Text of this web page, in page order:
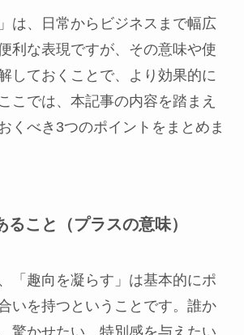
は、日常からビジネスまで幅広
利な表現ですが、その意味や使
しておくことで、より効果的に
こでは、本記事の内容を踏まえ
くべき3つのポイントをまとめま
こと（プラスの意味）
「趣向を凝らす」は基本的にポ
いを持つということです。誰か